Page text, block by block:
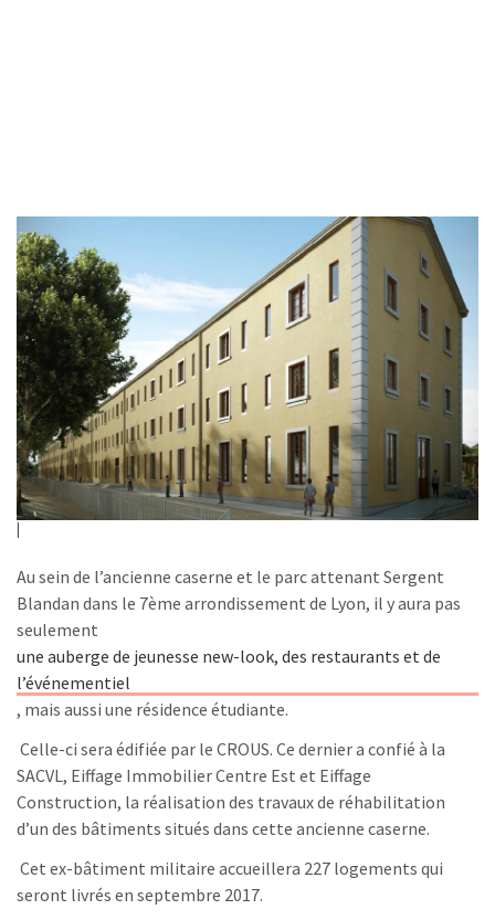
Au sein de l’ancienne caserne et le parc attenant Sergent
Blandan dans le 7ème arrondissement de Lyon, il y aura pas
seulement
une auberge de jeunesse new-look, des restaurants et de
l’événementiel
, mais aussi une résidence étudiante.
Celle-ci sera édifiée par le CROUS. Ce dernier a confié à la
SACVL, Eiffage Immobilier Centre Est et Eiffage
Construction, la réalisation des travaux de réhabilitation
d’un des bâtiments situés dans cette ancienne caserne.
Cet ex-bâtiment militaire accueillera 227 logements qui
seront livrés en septembre 2017.